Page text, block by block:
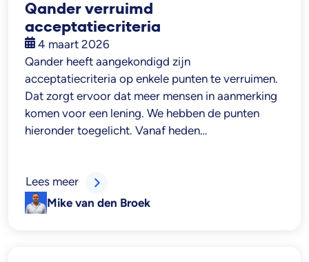
Qander verruimd
acceptatiecriteria
4 maart 2026
Qander heeft aangekondigd zijn
acceptatiecriteria op enkele punten te verruimen.
Dat zorgt ervoor dat meer mensen in aanmerking
komen voor een lening. We hebben de punten
hieronder toegelicht. Vanaf heden…
Mike van den Broek
Lees meer